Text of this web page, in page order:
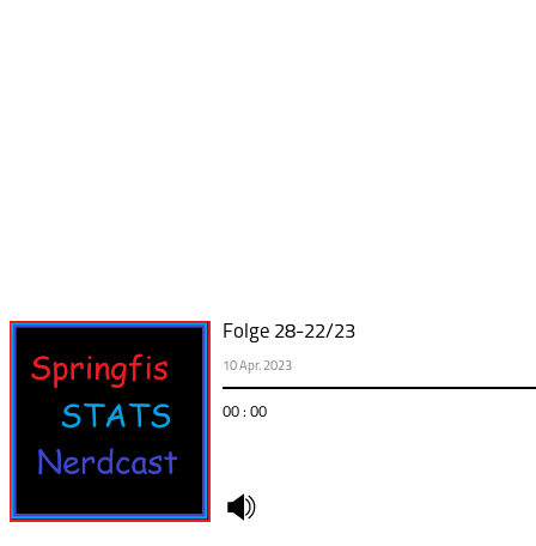
Folge 28-22/23
10 Apr. 2023
00 : 00